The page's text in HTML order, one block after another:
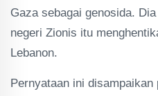
Gaza sebagai genosida.
negeri Zionis itu
Lebanon.
Pernyataan ini disampaikan